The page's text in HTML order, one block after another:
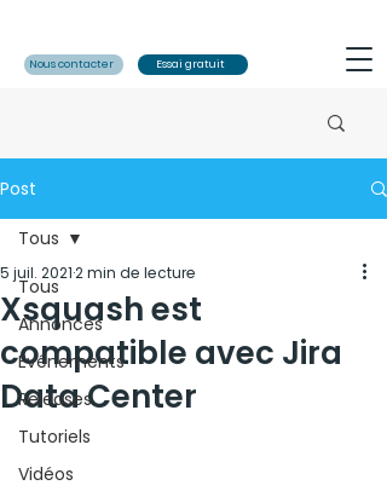
Nous contacter Essai gratuit
Post
Tous
Annonces
Evénements
Releases
Tutoriels
Vidéos
Tous
Xsquash est
compatible avec Jira
Data Center
5 juil. 20212 min de lecture